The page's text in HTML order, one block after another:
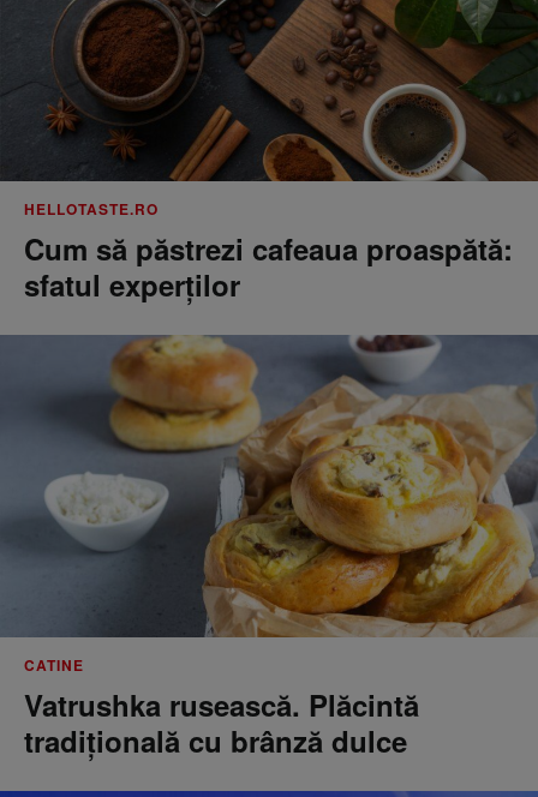
HELLOTASTE.RO
Cum să păstrezi cafeaua proaspătă:
sfatul experților
CATINE
Vatrushka rusească. Plăcintă
tradițională cu brânză dulce